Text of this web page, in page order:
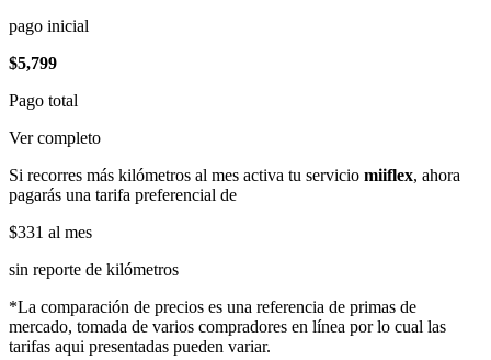
pago inicial
$5,799
Pago total
Ver completo
Si recorres más kilómetros al mes activa tu servicio miiflex, ahora
pagarás una tarifa preferencial de
$331 al mes
sin reporte de kilómetros
*La comparación de precios es una referencia de primas de
mercado, tomada de varios compradores en línea por lo cual las
tarifas aqui presentadas pueden variar.